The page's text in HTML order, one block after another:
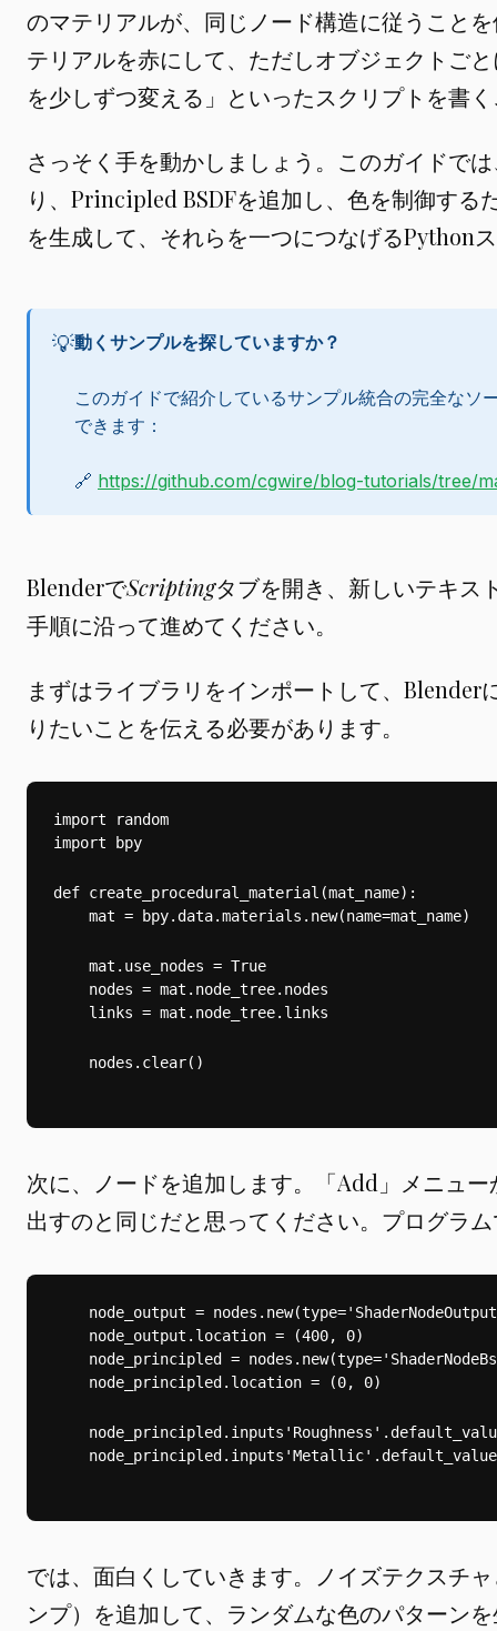
のマテリアルが、同じノード構造に従うこと
テリアルを赤にして、ただしオブジェクトご
を少しずつ変える」といったスクリプトを書
さっそく手を動かしましょう。このガイドで
り、Principled BSDFを追加し、色を制御する
を生成して、それらを一つにつなげるPython
💡動くサンプルを探していますか？
このガイドで紹介しているサンプル統合の完全なソ
できます：
🔗 https://github.com/cgwire/blog-tutorials/tree/
BlenderでScriptingタブを開き、新しいテキス
手順に沿って進めてください。
まずはライブラリをインポートして、Blender
りたいことを伝える必要があります。
import bpy
def create_procedural_material(mat_name):
mat = bpy.data.materials.new(name=mat_name)
mat.use_nodes = True
nodes = mat.node_tree.nodes
links = mat.node_tree.links
nodes.clear()
次に、ノードを追加します。「Add」メニュ
出すのと同じだと思ってください。プログラ
node_output =
node_output.location = (400, 0)
node_principled =
node_principled.location = (0, 0)
node_principled.inputs 'Roughness'
node_principled.inputs 'Metallic'
では、面白くしていきます。ノイズテクスチ
ンプ）を追加して、ランダムな色のパターン